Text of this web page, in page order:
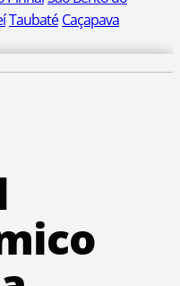
Taubaté Caçapava